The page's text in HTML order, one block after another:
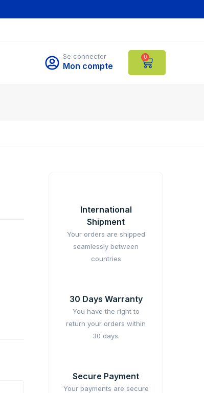
Se connecter
Mon compte
0
International
Shipment
Your orders are shipped
seamlessly between
countries
30 Days Warranty
You have the right to
return your orders within
30 days.
Secure Payment
Your payments are secure